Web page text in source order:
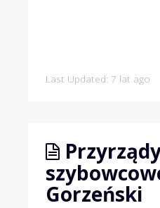
Last Updated: 7 lat ago
Gorzeński